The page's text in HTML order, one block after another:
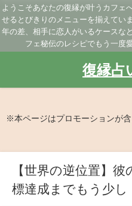
ようこそあなたの復縁が叶うカフェ
せるとびきりのメニューを揃えてい
年の差、相手に恋人がいるケースな
フェ秘伝のレシピでもう一度
復縁占
※本ページはプロモーションが
【世界の逆位置】
標達成までもう少し